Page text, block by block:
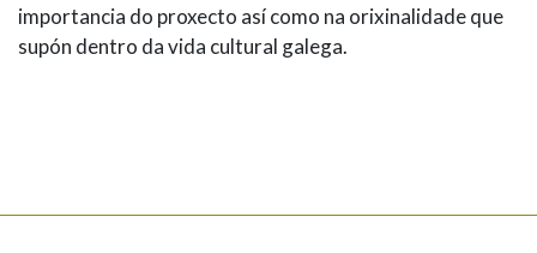
importancia do proxecto así como na orixinalidade que
supón dentro da vida cultural galega.